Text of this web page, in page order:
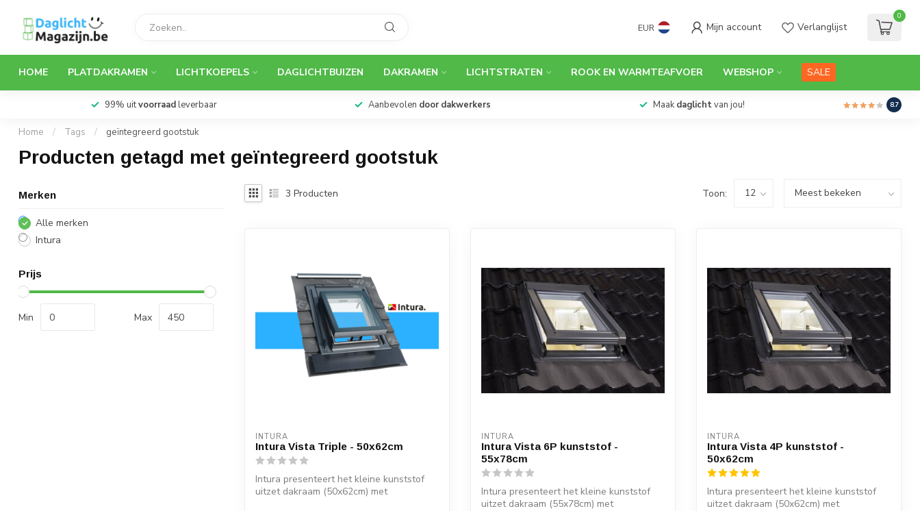
EUR Mijn account Verlanglijst
0
HOME PLATDAKRAMEN LICHTKOEPELS DAGLICHTBUIZEN DAKRAMEN LICHTSTRATEN ROOK EN WARMTEAFVOER WEBSHOP SALE
99% uitvoorraadleverbaar Aanbevolen door dakwerkers Maakdaglichtvan jou! 8.7
Home / Tags / geïntegreerd gootstuk
Producten getagd met geïntegreerd gootstuk
Merken
Alle merken
Intura
Prijs
Min Max
3 Producten Toon:
INTURA
Intura Vista Triple - 50x62cm
Intura presenteert het kleine kunststof
uitzet dakraam (50x62cm) met
INTURA
Intura Vista 6P kunststof -
55x78cm
Intura presenteert het kleine kunststof
uitzet dakraam (55x78cm) met
INTURA
Intura Vista 4P kunststof -
50x62cm
Intura presenteert het kleine kunststof
uitzet dakraam (50x62cm) met